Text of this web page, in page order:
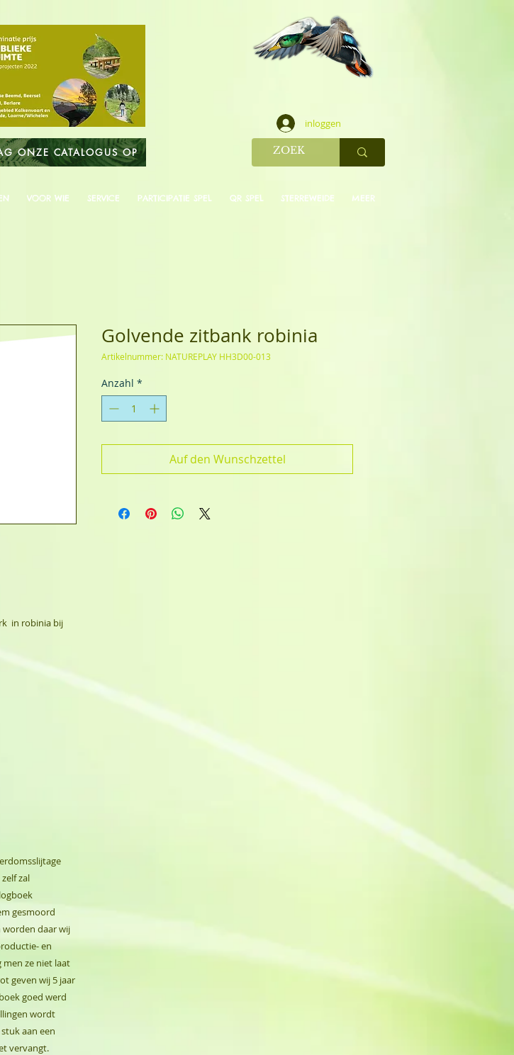
ONZE CATALOGUS OP
inloggen
VOOR WIE SERVICE PARTICIPATIE SPEL QR SPEL STERREWEIDE MEER
in robinia bij
zal
gesmoord
worden daar wij
en
ze niet laat
geven wij 5 jaar
goed werd
wordt
aan een
vervangt.
Golvende zitbank robinia
Artikelnummer: NATUREPLAY HH3D00-013
Anzahl *
Auf den Wunschzettel